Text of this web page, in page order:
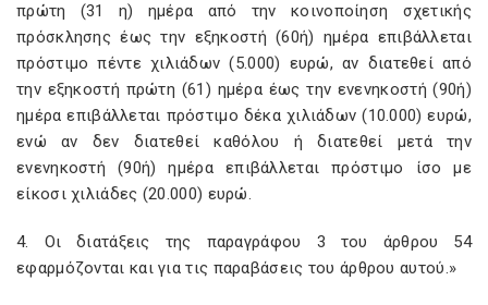
πρώτη (31 η) ημέρα από την κοινοποίηση σχετικής
πρόσκλησης έως την εξηκοστή (60ή) ημέρα επιβάλλεται
πρόστιμο πέντε χιλιάδων (5.000) ευρώ, αν διατεθεί από
την εξηκοστή πρώτη (61) ημέρα έως την ενενηκοστή (90ή)
ημέρα επιβάλλεται πρόστιμο δέκα χιλιάδων (10.000) ευρώ,
ενώ αν δεν διατεθεί καθόλου ή διατεθεί μετά την
ενενηκοστή (90ή) ημέρα επιβάλλεται πρόστιμο ίσο με
είκοσι χιλιάδες (20.000) ευρώ.
4. Οι διατάξεις της παραγράφου 3 του άρθρου 54
εφαρμόζονται και για τις παραβάσεις του άρθρου αυτού.»